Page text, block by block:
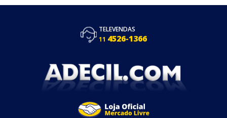
TELEVENDAS
11 4526-1366